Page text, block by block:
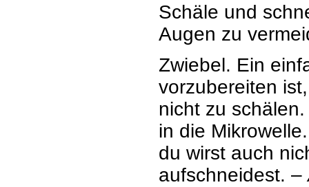
Schäle und
Augen zu
Zwiebel. Ein
vorzubereiten
nicht zu
in die
du wirst auch
aufschneidest. –